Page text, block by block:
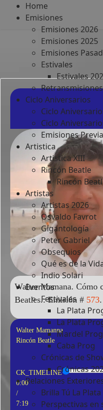
Home
Emisiones
Emisiones 2026
Emisiones 2025
Emisiones
Estivales
Estivales
Retransmisiones
Ciclo Aniversarios
Ciclo
Ciclo
Emisiones
Artistica
Artistica XIII
Rincón Beatle
Rincón
Artistas
Artistas 2026
Osvaldo Favrot
Gigantología
Peter Gabriel
Obsequios
Qué es de la
Indio Solari
Eventos
Festivales
La Plata
La Plata
Mardel
Caba Prog
Crónicas de
Crónicas
Relaciones
Brilla Tú La Plata
Perspectivas en
Walter Mamana. Cómo
Beatles.: Emisión # 573.
Walter Mamanna
Rincón Beatle
CK_TIMELINE
0:00
/
7:19